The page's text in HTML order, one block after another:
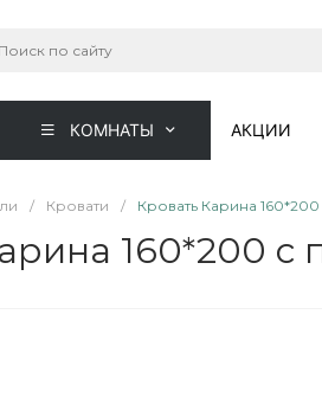
КОМНАТЫ АКЦИИ
/ Кровати / Кровать Карина
160*200